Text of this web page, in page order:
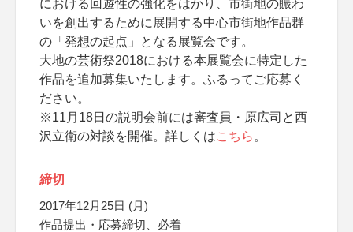
における回遊性の強化をはかり、市街地の賑わ
いを創出するために展開する中心市街地作品群
の「発想の起点」となる展覧会です。
大地の芸術祭2018における本展覧会に特定した
作品を追加募集いたします。ふるってご応募く
ださい。
※11月18日の説明会前には審査員・原広司と西
沢立衛の対談を開催。詳しくはこちら 。
締切
2017年12月25日 (月)
作品提出・応募締切、必着